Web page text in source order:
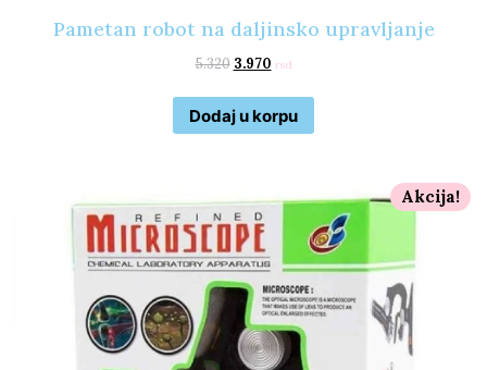
Pametan robot na daljinsko upravljanje
5.320 3.970 rsd
Dodaj u korpu
Akcija!